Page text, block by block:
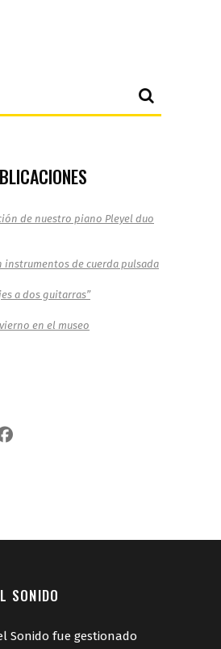
de nuestro piano Pleyel duo
instrumentos de cuerda pulsada
a dos guitarras”
en el museo
SONIDO
Sonido fue gestionado